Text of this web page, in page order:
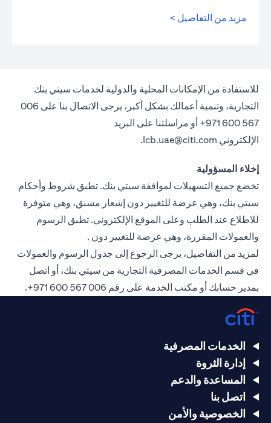
مزيد من التفاصيل >
للاستفادة من الإمكانات المحلية والدولية لخدمات سيتي بنك
التجارية، وتنمية أعمالك بشكل أكبر، يرجى الاتصال بنا على 006
567 600 971+ أو مراسلتنا على البريد
الإلكتروني lcb.uae@citi.com
.
إخلاء المسؤولية
تخضع جميع التسهيلات لموافقة سيتي بنك. تطبق شروط وأحكام
سيتي بنك، وهي عرضة للتغيير دون إشعار مسبق، وهي متوفرة
للاطلاع عند الطلب وعلى الموقع الإلكتروني. تطبق الرسوم
والعمولات المقررة، وهي عرضة للتغيير دون .
لمزيد من التفاصيل، يرجى الرجوع إلى جدول الرسوم والعمولات
في قسم الخدمات المصرفية التجارية من سيتي بنك، أو اتصل
بمدير حسابك أو مكتب الخدمة على رقم 006 567 600 971+
.
الخدمات المصرفية
إدارة الثروة
المساعدة والدعم
اتصل بنا
الخصوصية والأمن